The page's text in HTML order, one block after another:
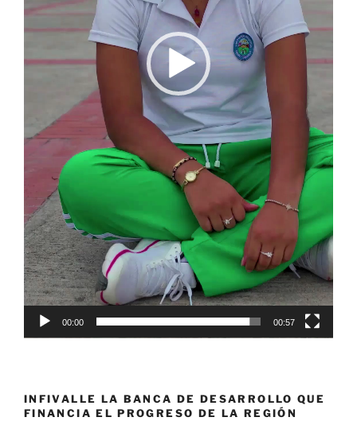
00:00 00:57
INFIVALLE LA BANCA DE DESARROLLO QUE
FINANCIA EL PROGRESO DE LA REGIÓN